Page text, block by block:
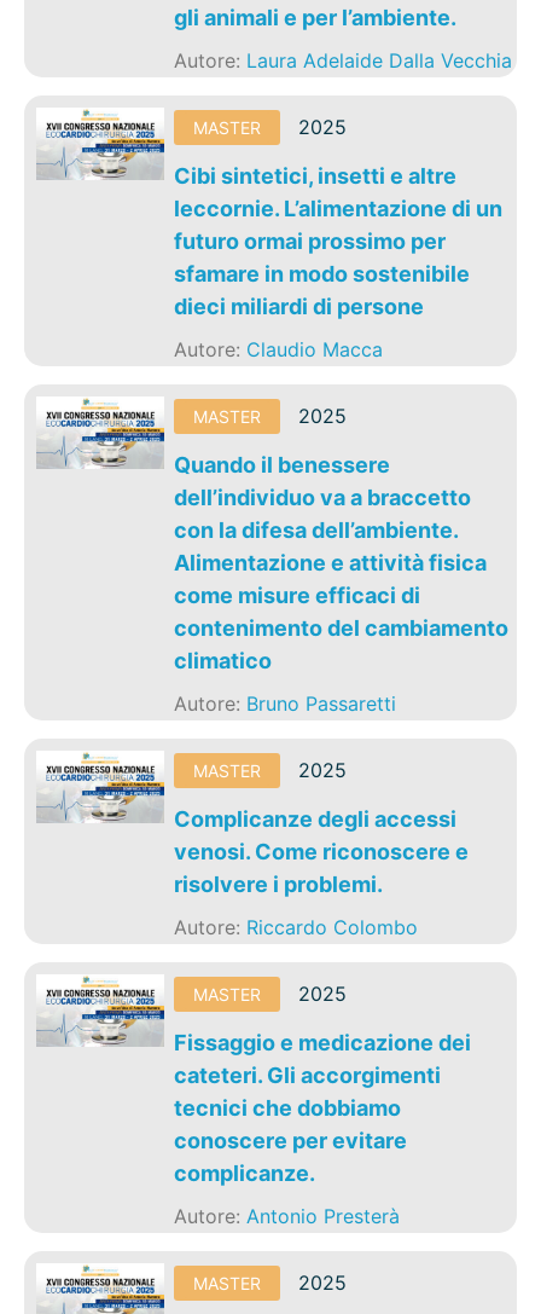
gli animali e per l’ambiente.
Autore: Laura Adelaide Dalla Vecchia
MASTER 2025
Cibi sintetici, insetti e altre
leccornie. L’alimentazione di un
futuro ormai prossimo per
sfamare in modo sostenibile
dieci miliardi di persone
Autore: Claudio Macca
MASTER 2025
Quando il benessere
dell’individuo va a braccetto
con la difesa dell’ambiente.
Alimentazione e attività fisica
come misure efficaci di
contenimento del cambiamento
climatico
Autore: Bruno Passaretti
MASTER 2025
Complicanze degli accessi
venosi. Come riconoscere e
risolvere i problemi.
Autore: Riccardo Colombo
MASTER 2025
Fissaggio e medicazione dei
cateteri. Gli accorgimenti
tecnici che dobbiamo
conoscere per evitare
complicanze.
Autore:Antonio Presterà
MASTER 2025